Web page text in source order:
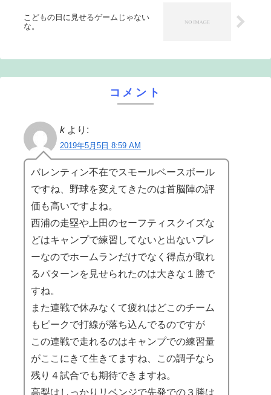
こどもの日に見せるゲームじゃない
な。
コメント
k より:
2019年5月5日 8:59 AM
バレンティン不在でスモールベースボール
ですね、野球を変えてきたのは首脳陣の評
価も高いですよね。
西浦の走塁や上田のセーフティスクイズな
どはキャンプで練習してないと出ないプレ
ーなのでホームランだけでなく得点が取れ
るパターンを見せられたのは大きな１勝で
すね。
また連戦で休みなくて疲れはどこのチーム
もピークで打線が落ち込んでるのですが
この連戦で走れるのはキャンプでの練習量
がここにきて生きてますね、この調子なら
残り４試合でも期待できますね。
高梨はしっかりリベンジで先発での３勝は